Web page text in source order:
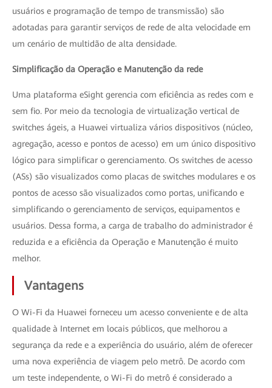
usuários e programação de tempo de transmissão) são
adotadas para garantir serviços de rede de alta velocidade em
um cenário de multidão de alta densidade.
Simplificação da Operação e Manutenção da rede
Uma plataforma eSight gerencia com eficiência as redes com e
sem fio. Por meio da tecnologia de virtualização vertical de
switches ágeis, a Huawei virtualiza vários dispositivos (núcleo,
agregação, acesso e pontos de acesso) em um único dispositivo
lógico para simplificar o gerenciamento. Os switches de acesso
(ASs) são visualizados como placas de switches modulares e os
pontos de acesso são visualizados como portas, unificando e
simplificando o gerenciamento de serviços, equipamentos e
usuários. Dessa forma, a carga de trabalho do administrador é
reduzida e a eficiência da Operação e Manutenção é muito
melhor.
Vantagens
O Wi-Fi da Huawei forneceu um acesso conveniente e de alta
qualidade à Internet em locais públicos, que melhorou a
segurança da rede e a experiência do usuário, além de oferecer
uma nova experiência de viagem pelo metrô. De acordo com
um teste independente, o Wi-Fi do metrô é considerado a